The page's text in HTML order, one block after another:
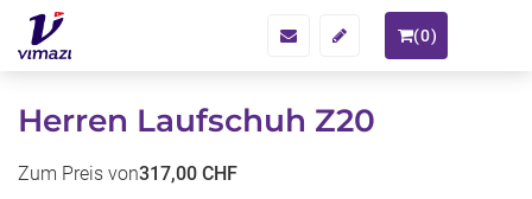
(0)
Herren Laufschuh Z20
Zum Preis von317,00 CHF